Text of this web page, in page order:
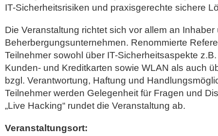
IT-Sicherheitsrisiken und praxisgerechte sichere
Die Veranstaltung richtet sich vor allem an
Beherbergungsunternehmen. Renommierte
Teilnehmer sowohl über IT-Sicherheitsaspekte
Kunden- und Kreditkarten sowie WLAN als auch
bzgl. Verantwortung, Haftung und
Teilnehmer werden Gelegenheit für Fragen und
„Live Hacking“ rundet die Veranstaltung ab.
Veranstaltungsort: